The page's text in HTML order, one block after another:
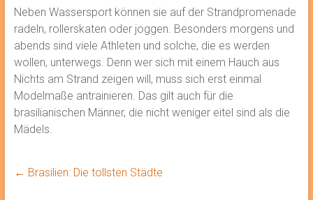
Neben Wassersport können sie auf der Strandpromenade
radeln, rollerskaten oder joggen. Besonders morgens und
abends sind viele Athleten und solche, die es werden
wollen, unterwegs. Denn wer sich mit einem Hauch aus
Nichts am Strand zeigen will, muss sich erst einmal
Modelmaße antrainieren. Das gilt auch für die
brasilianischen Männer, die nicht weniger eitel sind als die
Mädels.
← Brasilien: Die tollsten Städte